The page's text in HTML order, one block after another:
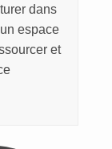
dans
espace
et